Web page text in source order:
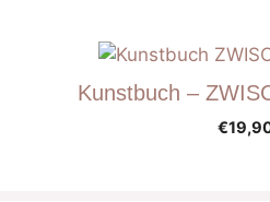
Kunstbuch –
€